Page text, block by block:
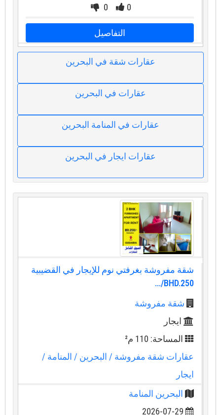
0
0
التفاصيل
عقارات شقة في البحرين
عقارات في البحرين
عقارات في المنامة البحرين
عقارات ايجار في البحرين
شقة مفروشة بغرفتي نوم للإيجار في القضيبية
BHD.250/...
شقة مفروشة
ايجار
المساحة: 110 م²
عقارات شقة مفروشة/ البحرين/ المنامة/
ايجار
البحرين المنامة
2026-07-29